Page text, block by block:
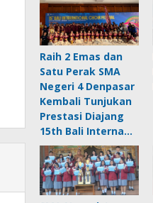
Raih 2 Emas dan
Satu Perak SMA
Negeri 4 Denpasar
Kembali Tunjukan
Prestasi Diajang
15th Bali Interna…